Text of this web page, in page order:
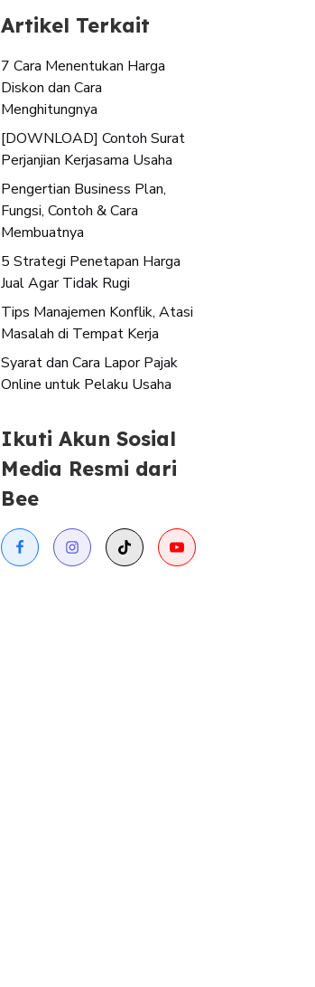
Artikel Terkait
7 Cara Menentukan Harga
Diskon dan Cara
Menghitungnya
[DOWNLOAD] Contoh Surat
Perjanjian Kerjasama Usaha
Pengertian Business Plan,
Fungsi, Contoh & Cara
Membuatnya
5 Strategi Penetapan Harga
Jual Agar Tidak Rugi
Tips Manajemen Konflik, Atasi
Masalah di Tempat Kerja
Syarat dan Cara Lapor Pajak
Online untuk Pelaku Usaha
Ikuti Akun Sosial
Media Resmi dari
Bee